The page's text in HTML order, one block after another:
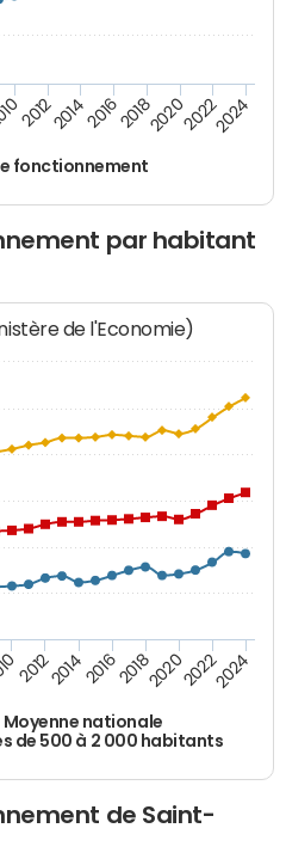
fonctionnement
2012201420162018202020222024
par habitant
de l'Economie)
Moyenne nationale
de 500 à 2 000 habitants
2012201420162018202020222024
de Saint-